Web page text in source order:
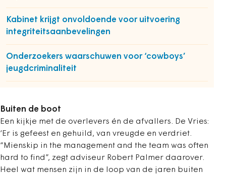
Kabinet krijgt onvoldoende voor uitvoering
integriteitsaanbevelingen
Onderzoekers waarschuwen voor ‘cowboys’
jeugdcriminaliteit
Buiten de boot
Een kijkje met de overlevers én de afvallers. De Vries:
‘Er is gefeest en gehuild, van vreugde en verdriet.
“Mienskip in the management and the team was often
hard to find”, zegt adviseur Robert Palmer daarover.
Heel wat mensen zijn in de loop van de jaren buiten